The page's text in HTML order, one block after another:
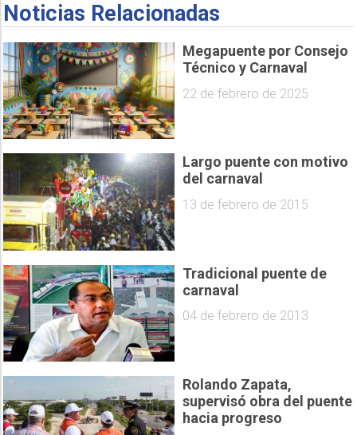
Noticias Relacionadas
Megapuente por Consejo
Técnico y Carnaval
22 de febrero de 2025
Largo puente con motivo
del carnaval
13 de febrero de 2015
Tradicional puente de
carnaval
04 de febrero de 2013
Rolando Zapata,
supervisó obra del puente
hacia progreso